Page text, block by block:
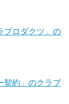
プロダクツ」の
契約」のクラブ